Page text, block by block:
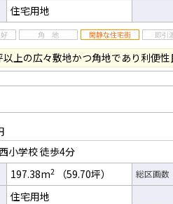
住宅用地
以上の広々敷地かつ角地であり利便
小学校徒歩4分
197.38m2 （59.70坪）
総区画数
住宅用地